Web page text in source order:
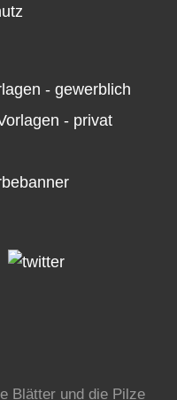
- gewerblich
- privat
Blätter und die Pilze